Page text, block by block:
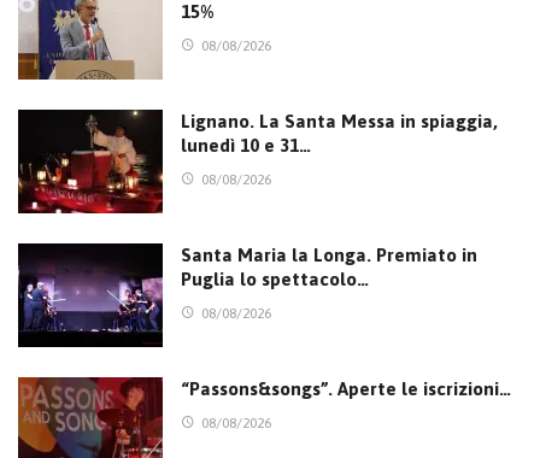
15%
08/08/2026
Lignano. La Santa Messa in spiaggia,
lunedì 10 e 31…
08/08/2026
Santa Maria la Longa. Premiato in
Puglia lo spettacolo…
08/08/2026
“Passons&songs”. Aperte le iscrizioni…
08/08/2026